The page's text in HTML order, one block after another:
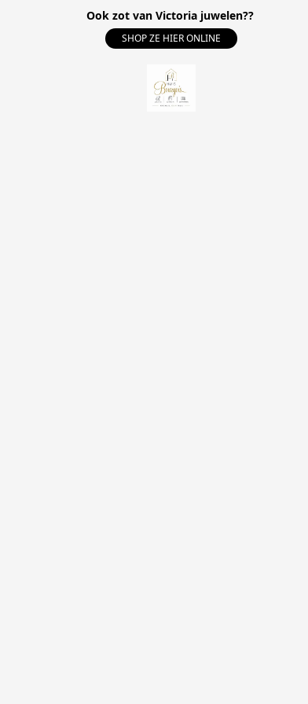
Ook zot van Victoria juwelen??
SHOP ZE HIER ONLINE